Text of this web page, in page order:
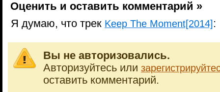
Оценить и оставить комментарий »
Я думаю, что трек Keep The Moment[2014] :
Вы не авторизовались.
Авторизуйтесь или
оставить комментарий.